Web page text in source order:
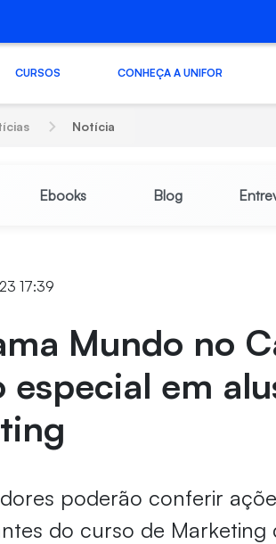
CURSOS CONHEÇA A UNIFOR
Notícia
Ebooks Blog
17:39
Mundo no
especial em
poderão conferir
do curso de Marketing